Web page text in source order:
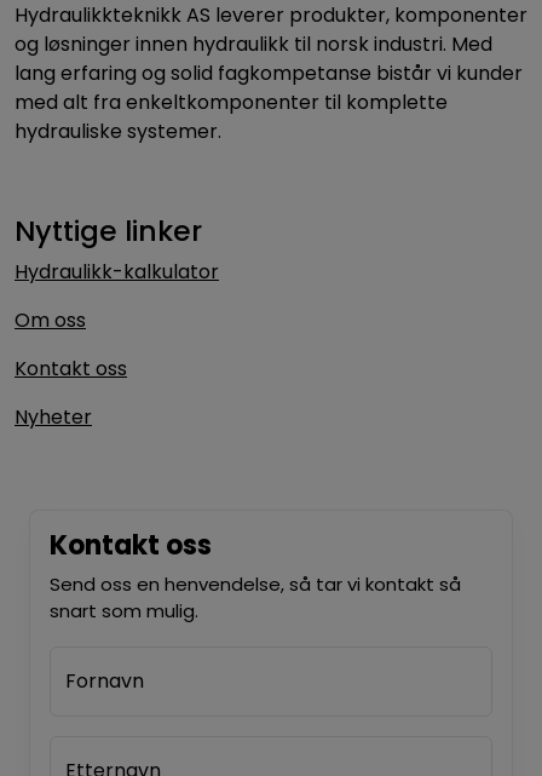
Hydraulikkteknikk AS leverer produkter, komponenter
og løsninger innen hydraulikk til norsk industri. Med
lang erfaring og solid fagkompetanse bistår vi kunder
med alt fra enkeltkomponenter til komplette
hydrauliske systemer.
Nyttige linker
Hydraulikk-kalkulator
Om oss
Kontakt oss
Nyheter
Kontakt oss
Send oss en henvendelse, så tar vi kontakt så
snart som mulig.
Fornavn